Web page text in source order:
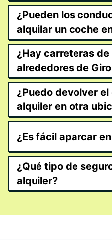
¿Pueden los
alquilar un coche
¿Hay carreteras de
alrededores de
¿Puedo devolver
alquiler en otra
¿Es fácil aparcar
¿Qué tipo de
alquiler?